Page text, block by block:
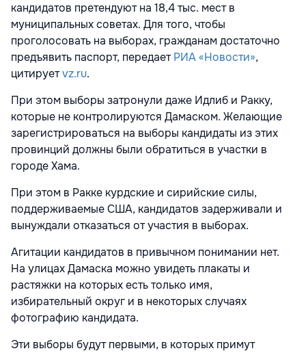
кандидатов претендуют на 18,4 тыс. мест в
муниципальных советах. Для того, чтобы
проголосовать на выборах, гражданам достаточно
предъявить паспорт, передаетРИА «Новости»,
цитируетvz.ru.
При этом выборы затронули даже Идлиб и Ракку,
которые не контролируются Дамаском. Желающие
зарегистрироваться на выборы кандидаты из этих
провинций должны были обратиться в участки в
городе Хама.
При этом в Ракке курдские и сирийские силы,
поддерживаемые США, кандидатов задерживали и
вынуждали отказаться от участия в выборах.
Агитации кандидатов в привычном понимании нет.
На улицах Дамаска можно увидеть плакаты и
растяжки на которых есть только имя,
избирательный округ и в некоторых случаях
фотографию кандидата.
Эти выборы будут первыми, в которых примут